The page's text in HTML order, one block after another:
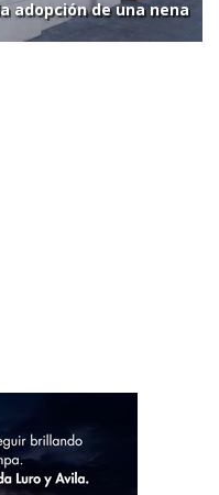
adopción de una nena